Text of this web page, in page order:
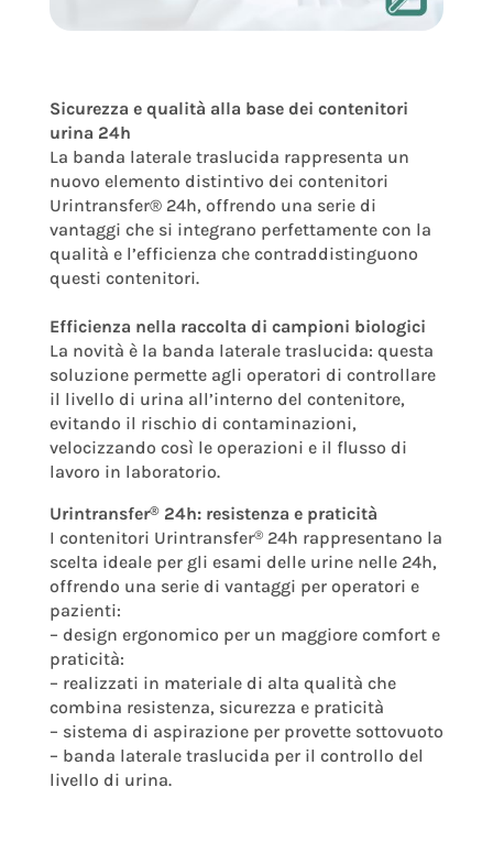
Sicurezza e qualità alla base dei contenitori
urina 24h
La banda laterale traslucida rappresenta un
nuovo elemento distintivo dei contenitori
Urintransfer® 24h, offrendo una serie di
vantaggi che si integrano perfettamente con la
qualità e l’efficienza che contraddistinguono
questi contenitori.
Efficienza nella raccolta di campioni biologici
La novità è la banda laterale traslucida: questa
soluzione permette agli operatori di controllare
il livello di urina all’interno del contenitore,
evitando il rischio di contaminazioni,
velocizzando così le operazioni e il flusso di
lavoro in laboratorio.
Urintransfer®24h: resistenza e praticità
I contenitori Urintransfer®24h rappresentano la
scelta ideale per gli esami delle urine nelle 24h,
offrendo una serie di vantaggi per operatori e
pazienti:
– design ergonomico per un maggiore comfort e
praticità:
– realizzati in materiale di alta qualità che
combina resistenza, sicurezza e praticità
– sistema di aspirazione per provette sottovuoto
– banda laterale traslucida per il controllo del
livello di urina.